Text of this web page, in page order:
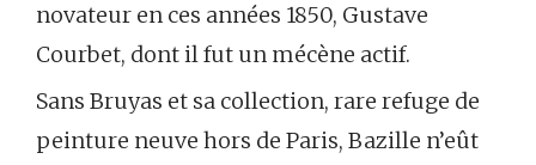
novateur en ces années 1850, Gustave
Courbet, dont il fut un mécène actif.
Sans Bruyas et sa collection, rare refuge de
peinture neuve hors de Paris, Bazille n’eût